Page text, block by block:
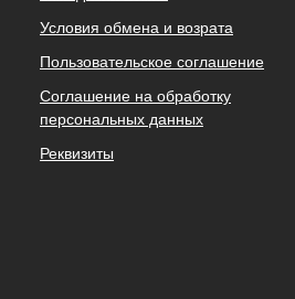
Условия обмена и возрата
Пользовательское соглашение
Соглашение на обработку
персональных данных
Реквизиты